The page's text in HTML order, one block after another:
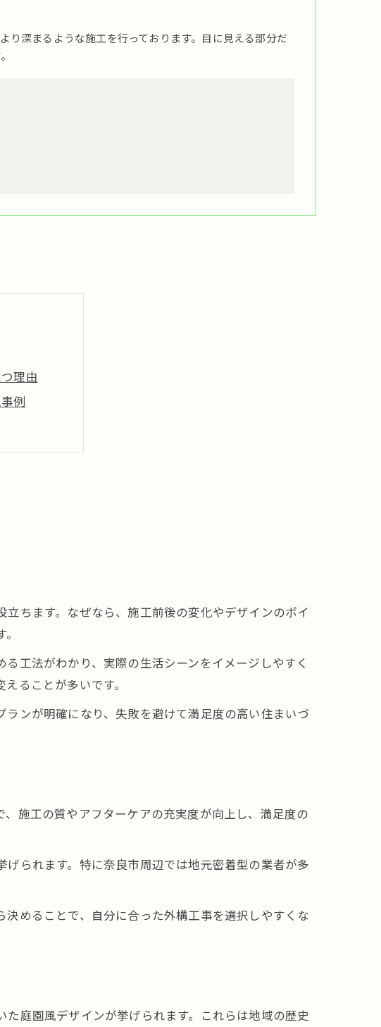
り深まるような施工を行っております。目に見える部分だ
理由
例
紹介
ント
間演出
準
ント
事例
事事例
事例
ちます。なぜなら、施工前後の変化やデザインのポイ
工法がわかり、実際の生活シーンをイメージしやすく
ることが多いです。
ンが明確になり、失敗を避けて満足度の高い住まいづ
施工の質やアフターケアの充実度が向上し、満足度の
られます。特に奈良市周辺では地元密着型の業者が多
めることで、自分に合った外構工事を選択しやすくな
庭園風デザインが挙げられます。これらは地域の歴史